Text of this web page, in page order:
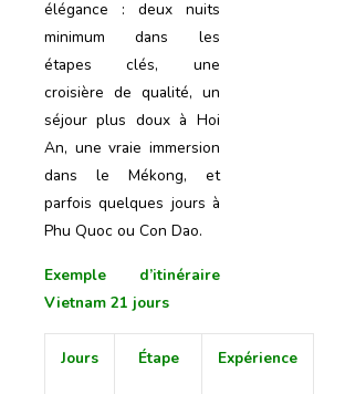
élégance : deux nuits
minimum dans les
étapes clés, une
croisière de qualité, un
séjour plus doux à Hoi
An, une vraie immersion
dans le Mékong, et
parfois quelques jours à
Phu Quoc ou Con Dao.
Exemple d’itinéraire
Vietnam 21 jours
Jours Étape Expérience